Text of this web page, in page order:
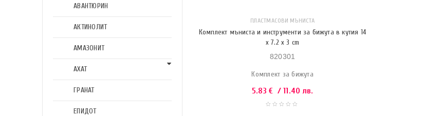
АВАНТЮРИН
АКТИНОЛИТ
АМАЗОНИТ
АХАТ
ГРАНАТ
ЕПИДОТ
ПЛАСТМАСОВИ МЪНИСТА
Комплект мъниста и инструменти за бижута в кутия 14
x 7.2 x 3 cm
820301
Комплект за бижута
5.83 € / 11.40 лв.